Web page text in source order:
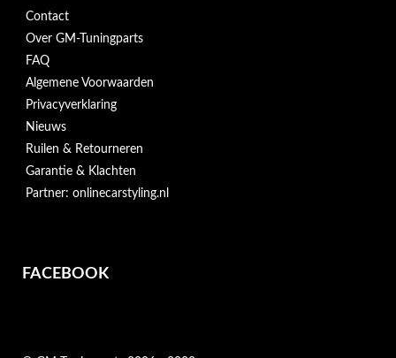
Contact
Over GM-Tuningparts
FAQ
Algemene Voorwaarden
Privacyverklaring
Nieuws
Ruilen & Retourneren
Garantie & Klachten
Partner: onlinecarstyling.nl
FACEBOOK